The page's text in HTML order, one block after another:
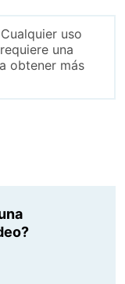
Cualquier uso
una
obtener más